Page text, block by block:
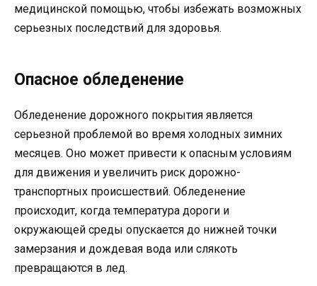
медицинской помощью, чтобы избежать возможных
серьезных последствий для здоровья.
Опасное обледенение
Обледенение дорожного покрытия является
серьезной проблемой во время холодных зимних
месяцев. Оно может привести к опасным условиям
для движения и увеличить риск дорожно-
транспортных происшествий. Обледенение
происходит, когда температура дороги и
окружающей среды опускается до нижней точки
замерзания и дождевая вода или слякоть
превращаются в лед.